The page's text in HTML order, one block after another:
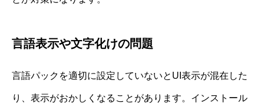
言語表示や文字化けの問題
言語パックを適切に設定していないとUI表示が混在した
り、表示がおかしくなることがあります。インストール